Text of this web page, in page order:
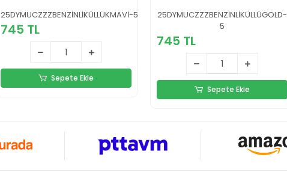
25DYMUCZZZBENZİNLİKÜLLÜKMAVİ-5
745 TL
Sepete Ekle
25DYMUCZZZBENZİNLİKÜLLÜGOLD-
5
745 TL
Sepete Ekle